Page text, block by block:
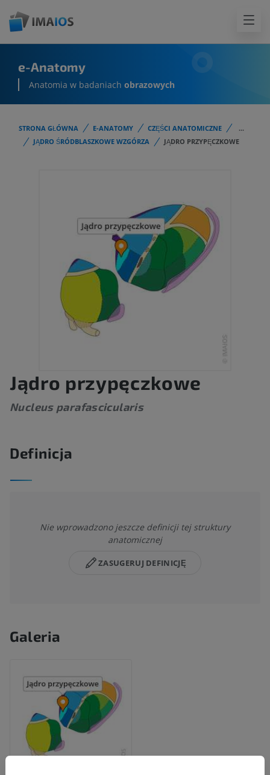
e-Anatomy
Anatomia w badaniach obrazowych
STRONA GŁÓWNA E-ANATOMY CZĘŚCI ANATOMICZNE
...
JĄDRO ŚRÓDBLASZKOWE WZGÓRZA
JĄDRO PRZYPĘCZKOWE
Jądro przypęczkowe
Nucleus parafascicularis
Definicja
Nie wprowadzono jeszcze definicji tej struktury
anatomicznej
ZASUGERUJ DEFINICJĘ
Galeria